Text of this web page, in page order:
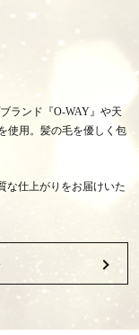
ランド『O-WAY』や天
使用。髪の毛を優しく包
な仕上がりをお届けいた